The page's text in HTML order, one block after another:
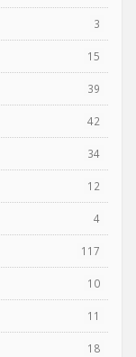
3
15
39
42
34
12
4
117
10
11
18